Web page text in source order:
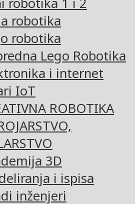
robotika
robotika
Lego Robotika
i internet
IoT
ROBOTIKA
3D
i ispisa
inženjeri